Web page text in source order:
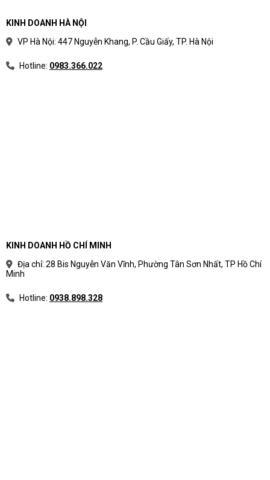
KINH DOANH HÀ NỘI
VP Hà Nội: 447 Nguyễn Khang, P. Cầu Giấy, TP. Hà Nội
Hotline: 0983.366.022
KINH DOANH HỒ CHÍ MINH
Địa chỉ: 28 Bis Nguyễn Văn Vĩnh, Phường Tân Sơn Nhất, TP Hồ Chí
Minh
Hotline: 0938.898.328